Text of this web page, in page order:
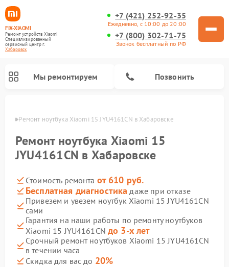
FIX-XIAOMI
Ремонт устройств Xiaomi
Специализированный
cервисный центр г.
Хабаровск
+7 (421) 252-92-35
Ежедневно, с 10:00 до 20:00
+7 (800) 302-71-75
Звонок бесплатный по РФ
Мы ремонтируем Позвонить
Ремонт ноутбука Xiaomi 15 JYU4161CN в Хабаровске
Ремонт ноутбука Xiaomi 15
JYU4161CN в Хабаровске
Стоимость ремонта от 610 руб.
Бесплатная диагностика даже при отказе
Привезем и увезем ноутбук Xiaomi 15 JYU4161CN
сами
Гарантия на наши работы по ремонту ноутбуков
Xiaomi 15 JYU4161CN до 3-х лет
Срочный ремонт ноутбуков Xiaomi 15 JYU4161CN
в течении часа
Скидка для вас до 20%